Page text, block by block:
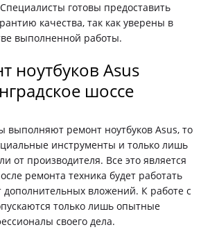
готовы предоставить
качества, так как уверены в
выполненной работы.
ноутбуков Asus
шоссе
выполняют ремонт ноутбуков Asus, то
инструменты и только лишь
от производителя. Все это является
ремонта техника будет работать
дополнительных вложений. К работе с
только лишь опытные
своего дела.